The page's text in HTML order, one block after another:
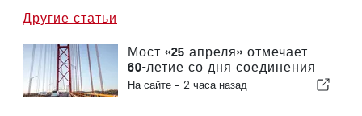
Другие статьи
Мост «25 апреля» отмечает
60-летие со дня соединения
Лиссабона и Альмады
На сайте - 2 часа назад